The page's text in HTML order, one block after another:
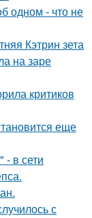
одном - что не
Кэтрин зета
на заре
критиков
еще
в сети
с